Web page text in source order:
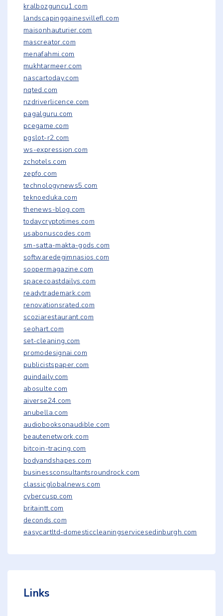
kralbozguncu1.com
landscapinggainesvillefl.com
maisonhauturier.com
mascreator.com
menafahmi.com
mukhtarmeer.com
nascartoday.com
nqted.com
nzdriverlicence.com
pagalguru.com
pcegame.com
pgslot-r2.com
ws-expression.com
zchotels.com
zepfo.com
technologynews5.com
teknoeduka.com
thenews-blog.com
todaycryptotimes.com
usabonuscodes.com
sm-satta-makta-gods.com
softwaredegimnasios.com
soopermagazine.com
spacecoastdailys.com
readytrademark.com
renovationsrated.com
scoziarestaurant.com
seohart.com
set-cleaning.com
promodesignai.com
publicistspaper.com
quindaily.com
abosulte.com
aiverse24.com
anubella.com
audiobooksonaudible.com
beautenetwork.com
bitcoin-tracing.com
bodyandshapes.com
businessconsultantsroundrock.com
classicglobalnews.com
cybercusp.com
britaintt.com
deconds.com
easycartltd-domesticcleaningservicesedinburgh.com
Links